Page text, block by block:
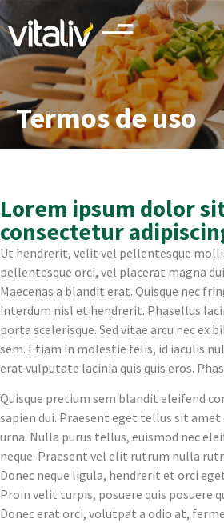
Termos de uso
Lorem ipsum dolor
consectetur
Ut hendrerit, velit vel pellentesque
pellentesque orci, vel placerat magna
Maecenas a blandit erat. Quisque nec
interdum nisl et hendrerit. Phasellus
porta scelerisque. Sed vitae arcu nec ex
sem. Etiam in molestie felis, id iaculis
erat vulputate lacinia quis quis eros.
Quisque pretium sem blandit eleifend
sapien dui. Praesent eget tellus sit amet
urna. Nulla purus tellus, euismod nec
neque. Praesent vel elit rutrum nulla
Donec neque ligula, hendrerit et orci
Proin velit turpis, posuere quis posuere
Donec erat orci, volutpat a odio at,